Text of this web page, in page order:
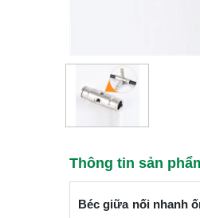
Thông tin sản
Béc giữa nối nhanh